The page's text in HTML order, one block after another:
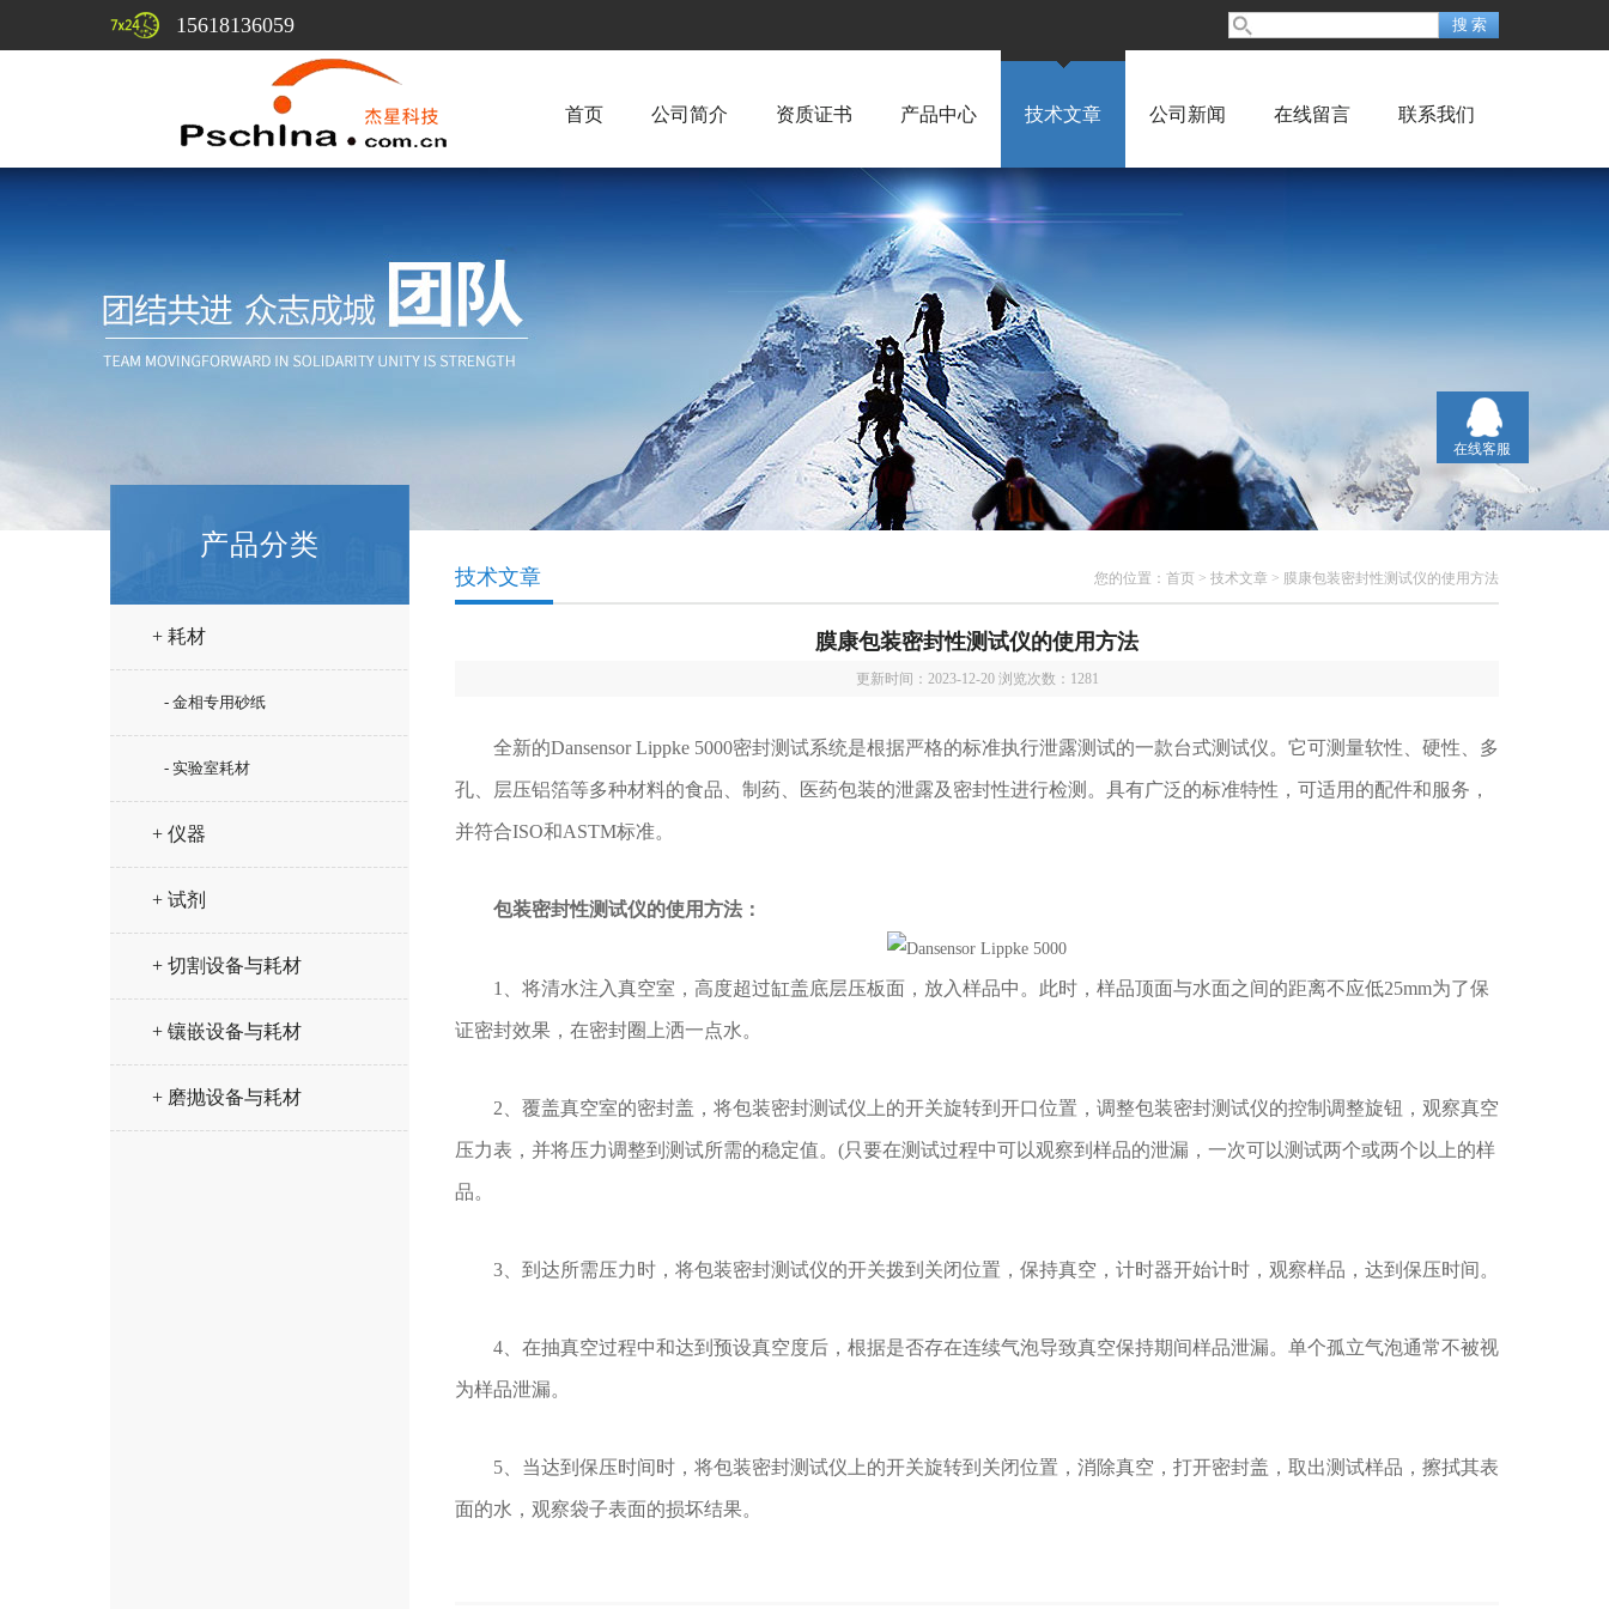
15618136059
首页 公司简介 资质证书 产品中心 技术文章 公司新闻 在线留言 联系我们
产品分类
+ 耗材
- 金相专用砂纸
- 实验室耗材
+ 仪器
+ 试剂
+ 切割设备与耗材
+ 镶嵌设备与耗材
+ 磨抛设备与耗材
您的位置： 首页 > 技术文章 > 膜康包装密封性测试仪的使用方法
技术文章
膜康包装密封性测试仪的使用方法
更新时间：2023-12-20 浏览次数： 1281
全新的Dansensor Lippke 5000密封测试系统是根据严格的标准执行泄露测试的一款台式测试仪。它可测量软性、硬性、多
孔、层压铝箔等多种材料的食品、制药、医药包装的泄露及密封性进行检测。具有广泛的标准特性，可适用的配件和服务，
并符合ISO和ASTM标准。
包装密封性测试仪的使用方法：
1、将清水注入真空室，高度超过缸盖底层压板面，放入样品中。此时，样品顶面与水面之间的距离不应低25mm为了保
证密封效果，在密封圈上洒一点水。
2、覆盖真空室的密封盖，将包装密封测试仪上的开关旋转到开口位置，调整包装密封测试仪的控制调整旋钮，观察真空
压力表，并将压力调整到测试所需的稳定值。(只要在测试过程中可以观察到样品的泄漏，一次可以测试两个或两个以上的样
品。
3、到达所需压力时，将包装密封测试仪的开关拨到关闭位置，保持真空，计时器开始计时，观察样品，达到保压时间。
4、在抽真空过程中和达到预设真空度后，根据是否存在连续气泡导致真空保持期间样品泄漏。单个孤立气泡通常不被视
为样品泄漏。
5、当达到保压时间时，将包装密封测试仪上的开关旋转到关闭位置，消除真空，打开密封盖，取出测试样品，擦拭其表
面的水，观察袋子表面的损坏结果。
在线客服